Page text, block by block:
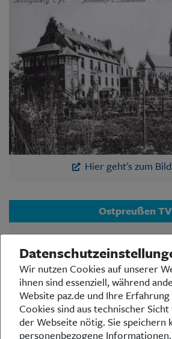
Hier geht's zum
Ostpreußen TV
Der Ostpreußischer Rundfunk,
bietet auf seinem YouTube-Kanal
vielseitige Videos zu Themen der
Ostpreußen auf Bundes- und
des BdV, Geschehnissen in
Bundesrepublik u.v.w. Ein Klick
www.youtube.com
Wir nutzen Cookies auf unserer
ihnen sind essenziell, während
Website paz.de und Ihre
Cookies sind aus technischer
der Webseite nötig. Sie speichern
personenbezogene Informationen.